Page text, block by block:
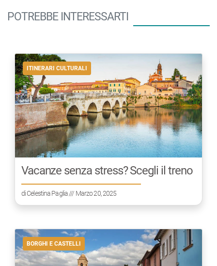
POTREBBE INTERESSARTI
ITINERARI CULTURALI
Vacanze senza stress? Scegli il treno
diCelestina Paglia/// Marzo 20, 2025
BORGHI E CASTELLI